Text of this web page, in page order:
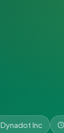
Dynadot Inc